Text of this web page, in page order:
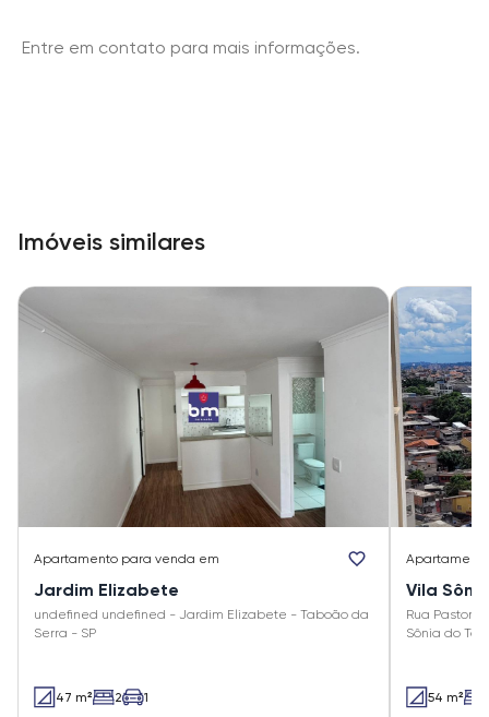
Entre em contato para mais informações.
Imóveis similares
Apartamento para venda em
Jardim Elizabete
undefined undefined - Jardim Elizabete - Taboão da
Serra - SP
47 m² 2 1
Vila
Rua Pastor
Sônia do
54 m²